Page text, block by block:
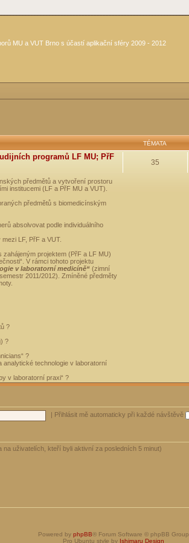
MU a VUT Brno s účastí aplikační sféry 2009 - 2012
TÉMATA
programů LF MU; PřF
předmětů a vytvoření prostoru
institucemi (LF a PřF MU a VUT).
předmětů s biomedicínským
absolvovat podle individuálního
LF, PřF a VUT.
projektem (PřF a LF MU)
V rámci tohoto projektu
v laboratorní medicíně“ (zimní
2011/2012). Zmíněné předměty
?
?
?
analytické technologie v laboratorní
v laboratorní praxi“ ?
35
Přihlásit mě automaticky při každé návštěvě
uživatelích, kteří byli aktivní za posledních 5 minut)
Powered by phpBB® Forum Software © phpBB Group
Pro Ubuntu style by Ishimaru Design